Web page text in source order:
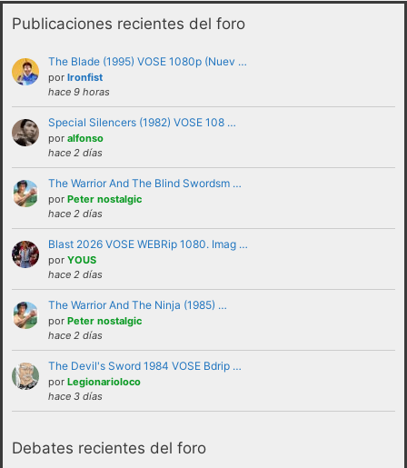
No se debe insultar a ningún usuario bajo
ninguna circunstancia. Se puede criticar,
discutir e intercambiar opiniones sin
necesidad de recurrir al insulto.
No se debe hacer apología de la violencia, ni
de forma verbal ni mostrando insignias,
banderas o similares que puedan
No trasladar a los foros discusiones a nivel
Publicaciones recientes del foro
The Blade (1995) VOSE 1080p (Nuev …
por Ironfist
hace 9 horas
Special Silencers (1982) VOSE 108 …
por alfonso
hace 2 días
The Warrior And The Blind Swordsm …
por Peter nostalgic
hace 2 días
Blast 2026 VOSE WEBRip 1080. Imag …
por YOUS
hace 2 días
The Warrior And The Ninja (1985) …
por Peter nostalgic
hace 2 días
The Devil's Sword 1984 VOSE Bdrip …
por Legionarioloco
hace 3 días
Debates recientes del foro